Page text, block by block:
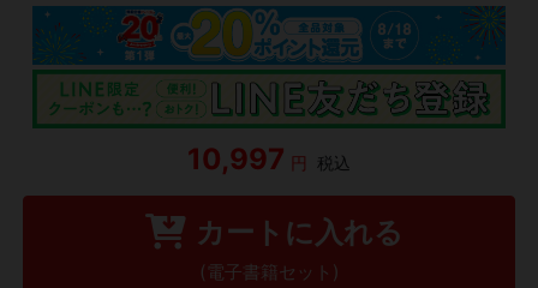
10,997 円 税込
カートに入れる
(電子書籍セット)